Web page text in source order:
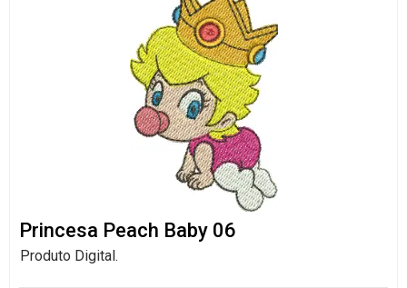
Princesa Peach Baby 06
Produto Digital.